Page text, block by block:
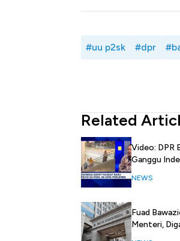
#uu p2sk #dpr
Related
Video: DPR
Ganggu
NEWS
Fuad
Menteri,